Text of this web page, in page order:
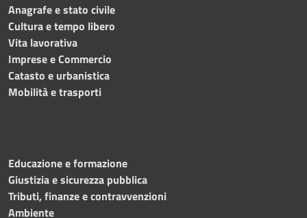
Anagrafe e stato civile
Cultura e tempo libero
Vita lavorativa
Imprese e Commercio
Catasto e urbanistica
Mobilità e trasporti
Educazione e formazione
Giustizia e sicurezza pubblica
Tributi, finanze e contravvenzioni
Ambiente